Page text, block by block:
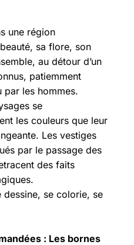
une région
sa flore, son
au détour d’un
patiemment
par les hommes.
se
les couleurs que leur
Les vestiges
par le passage des
des faits
dessine, se colorie, se
: Les bornes